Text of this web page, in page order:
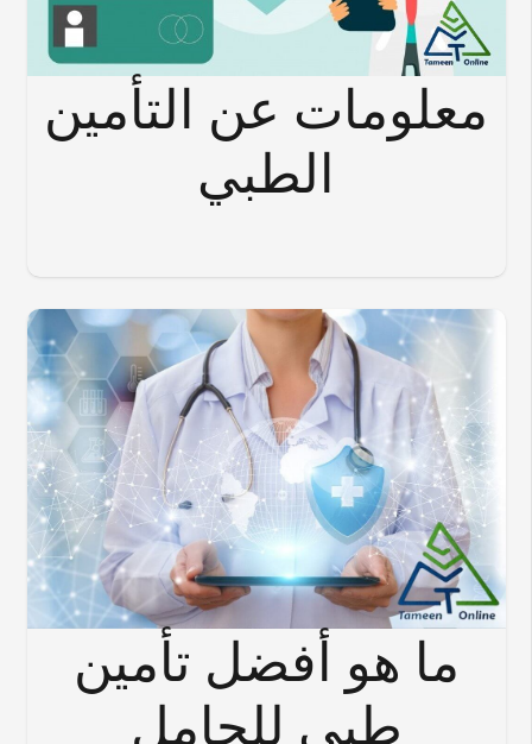
معلومات عن التأمين
الطبي
ما هو أفضل تأمين
طبي للحامل